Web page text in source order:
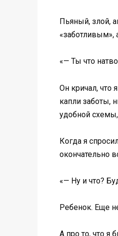
Пьяный, злой,
«заботливым»,
«— Ты что
Он кричал, что
капли заботы,
удобной схемы,
Когда я
окончательно
«— Ну и что?
Ребенок. Еще
А про то, что я